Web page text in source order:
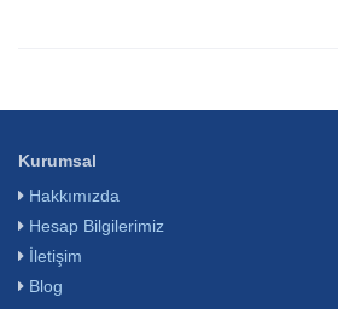
Kurumsal
Hakkımızda
Hesap Bilgilerimiz
İletişim
Blog